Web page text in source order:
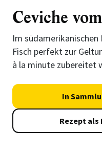
Ceviche
Im
Fisch perfekt zur
à la minute zubereitet
In
Rezept als